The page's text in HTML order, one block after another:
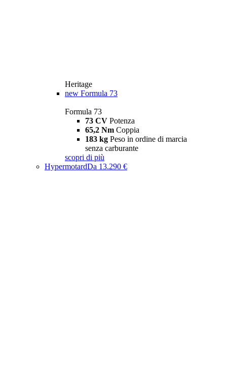
Heritage
new Formula 73
Formula 73
73 CV Potenza
65,2 Nm Coppia
183 kg Peso in ordine di marcia
senza carburante
scopri di più
HypermotardDa 13.290 €